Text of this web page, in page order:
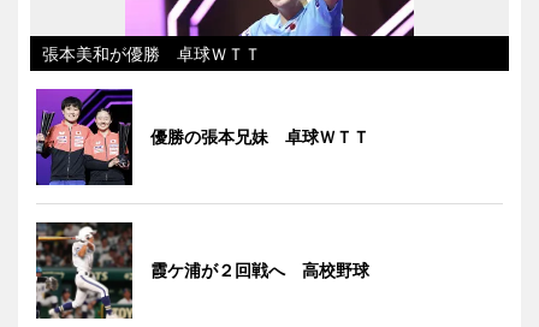
張本美和が優勝 卓球ＷＴＴ
優勝の張本兄妹 卓球ＷＴＴ
霞ケ浦が２回戦へ 高校野球